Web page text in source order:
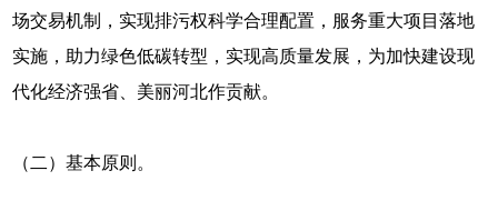
场交易机制，实现排污权科学合理配置，服务重大项目落地
实施，助力绿色低碳转型，实现高质量发展，为加快建设现
代化经济强省、美丽河北作贡献。
（二）基本原则。